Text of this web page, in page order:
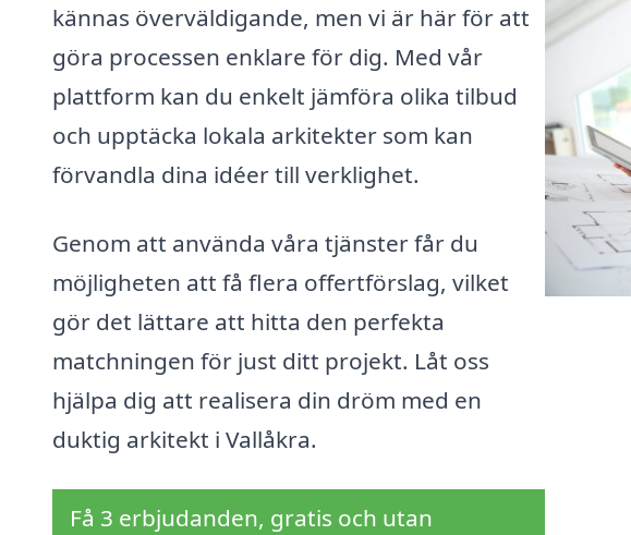
kännas överväldigande, men vi är här för att
göra processen enklare för dig. Med vår
plattform kan du enkelt jämföra olika tilbud
och upptäcka lokala arkitekter som kan
förvandla dina idéer till verklighet.
Genom att använda våra tjänster får du
möjligheten att få flera offertförslag, vilket
gör det lättare att hitta den perfekta
matchningen för just ditt projekt. Låt oss
hjälpa dig att realisera din dröm med en
duktig arkitekt i Vallåkra.
Få 3 erbjudanden, gratis och utan